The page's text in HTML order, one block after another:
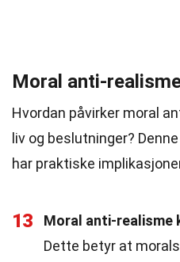
Moral anti-
Hvordan påvirker moral
liv og beslutninger?
har praktiske
13 Moral anti-realisme
Dette betyr at